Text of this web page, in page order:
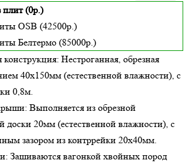
плит (0р.)
OSB (42500р.)
Белтермо (85000р.)
Нестроганная, обрезная
40х150мм (естественной влажности), с
0,8м.
Выполняется из обрезной
доски 20мм (естественной влажности), с
зазором из контррейки 20х40мм.
Зашиваются вагонкой хвойных пород